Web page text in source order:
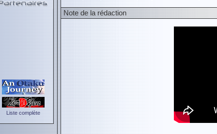
Liste complète
Note de la rédaction